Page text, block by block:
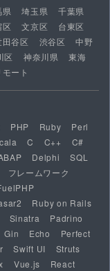
県 埼玉県
千葉県
区 文京区
台東区
田谷区 渋谷区
中野
区 神奈川県
東海
ート
PHP Ruby
Perl
C C++
C#
Delphi
SQL
フレームワーク
Ruby on Rails
Sinatra
Padrino
Gin Echo
Perfect
Swift UI
Struts
Vue.js
React